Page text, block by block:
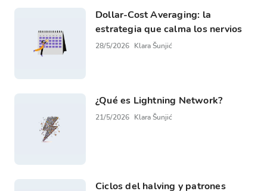
Dollar-Cost Averaging: la
estrategia que calma los nervios
28/5/2026 Klara Šunjić
¿Qué es Lightning Network?
21/5/2026 Klara Šunjić
Ciclos del halving y patrones